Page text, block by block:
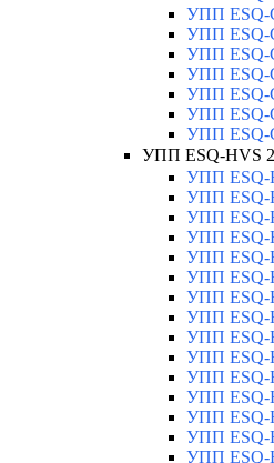
УПП ESQ-
УПП ESQ-
УПП ESQ-
УПП ESQ-
УПП ESQ-
УПП ESQ-
УПП ESQ-
УПП ESQ-HVS
УПП ESQ-
УПП ESQ-
УПП ESQ-
УПП ESQ-
УПП ESQ-
УПП ESQ-
УПП ESQ-
УПП ESQ-
УПП ESQ-
УПП ESQ-
УПП ESQ-
УПП ESQ-
УПП ESQ-
УПП ESQ-
УПП ESQ-